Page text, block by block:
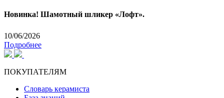
Новинка! Шамотный шликер «Лофт».
10/06/2026
Подробнее
ПОКУПАТЕЛЯМ
Словарь керамиста